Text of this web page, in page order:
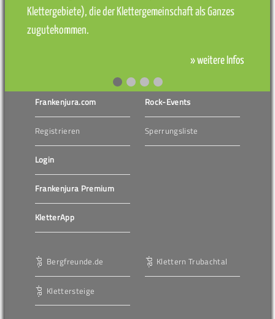
Klettergebiete), die der Klettergemeinschaft als Ganzes
zugutekommen.
» weitere Infos
Frankenjura.com
Registrieren
Login
Frankenjura Premium
KletterApp
Rock-Events
Sperrungsliste
Bergfreunde.de
Klettersteige
Klettern Trubachtal